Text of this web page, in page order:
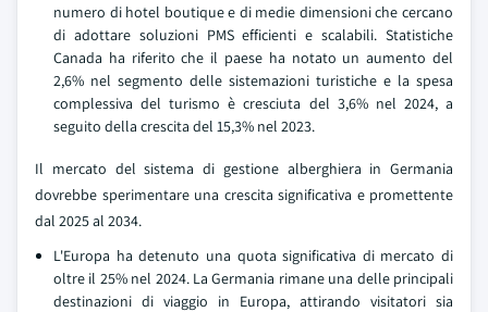
numero di hotel boutique e di medie dimensioni che cercano
di adottare soluzioni PMS efficienti e scalabili. Statistiche
Canada ha riferito che il paese ha notato un aumento del
2,6% nel segmento delle sistemazioni turistiche e la spesa
complessiva del turismo è cresciuta del 3,6% nel 2024, a
seguito della crescita del 15,3% nel 2023.
Il mercato del sistema di gestione alberghiera in Germania
dovrebbe sperimentare una crescita significativa e promettente
dal 2025 al 2034.
L'Europa ha detenuto una quota significativa di mercato di
oltre il 25% nel 2024. La Germania rimane una delle principali
destinazioni di viaggio in Europa, attirando visitatori sia